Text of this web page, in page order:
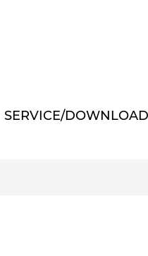
SERVICE/DOWNLOAD